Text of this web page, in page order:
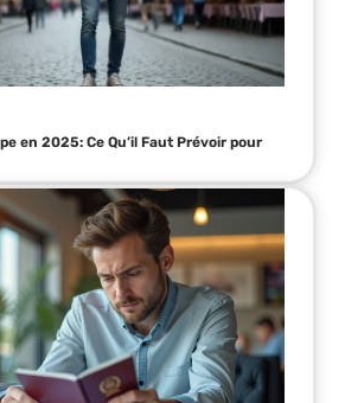
en 2025: Ce Qu’il Faut Prévoir pour